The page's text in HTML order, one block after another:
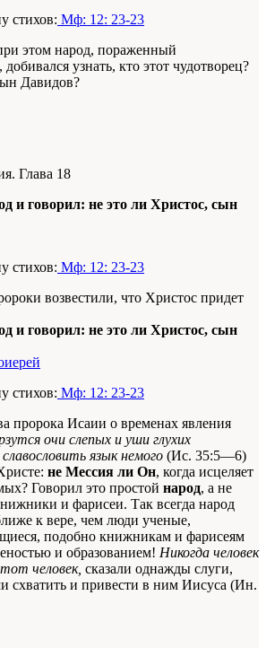
стихов: Мф: 12: 23-23
этом народ, пораженный
узнать, кто этот чудотворец?
Давидов?
Глава 18
и говорил: не это ли Христос, сын
стихов: Мф: 12: 23-23
возвестили, что Христос придет
и говорил: не это ли Христос, сын
стихов: Мф: 12: 23-23
пророка Исаии о временах явления
очи слепых и уши глухих
язык немого (Ис. 35:5—6)
не Мессия ли Он, когда исцеляет
Говорил это простой народ, а не
и фарисеи. Так всегда народ
к вере, чем люди ученые,
подобно книжникам и фарисеям
и образованием! Никогда человек
человек, сказали однажды слуги,
схватить и привести в ним Иисуса (Ин.